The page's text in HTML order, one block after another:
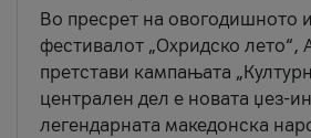
Во пресрет на овогодишното
фестивалот „Охридско лето“,
претстави кампањата
централен дел е новата џез-
легендарната македонска